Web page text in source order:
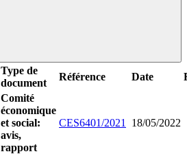
Type de
document
Référence Date
Comité
économique
et social:
avis,
rapport
CES6401/2021 18/05/2022